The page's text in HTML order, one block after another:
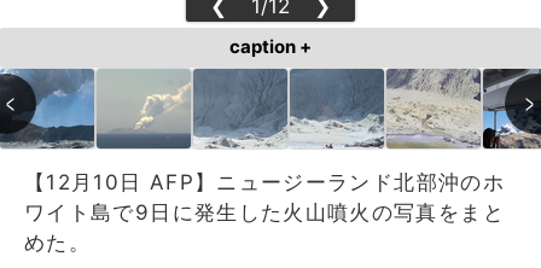
❮ 1/12 ❯
caption +
【12月10日 AFP】ニュージーランド北部沖のホ
ワイト島で9日に発生した火山噴火の写真をまと
めた。